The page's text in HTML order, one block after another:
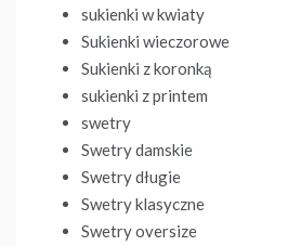
sukienki w kwiaty
Sukienki wieczorowe
Sukienki z koronką
sukienki z printem
swetry
Swetry damskie
Swetry długie
Swetry klasyczne
Swetry oversize